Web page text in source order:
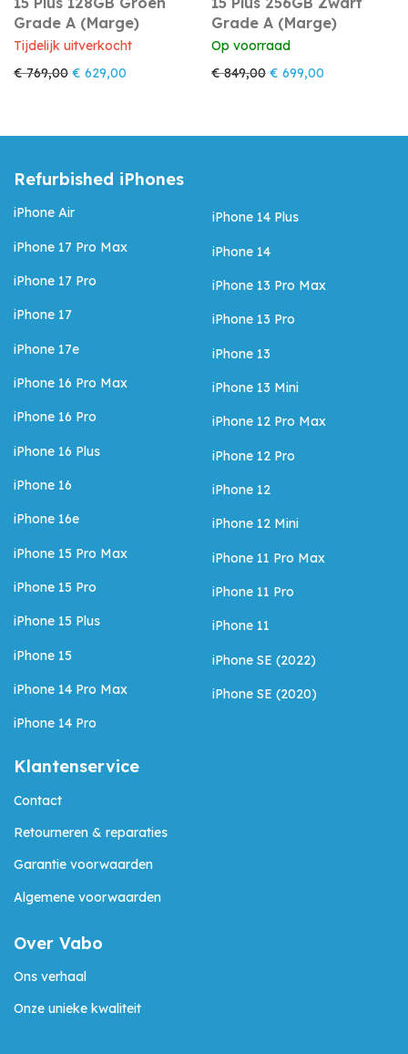
Grade A (Marge)
Tijdelijk uitverkocht
€769,00 Oorspronkelijke prijs was: € 769,00.
€ 629,00 Huidige prijs is: € 629,00.
Grade A (Marge)
Op voorraad
€849,00 Oorspronkelijke prijs
€ 699,00
Refurbished iPhones
iPhone Air
iPhone 17 Pro Max
iPhone 17 Pro
iPhone 17
iPhone 17e
iPhone 16 Pro Max
iPhone 16 Pro
iPhone 16 Plus
iPhone 16
iPhone 16e
iPhone 15 Pro Max
iPhone 15 Pro
iPhone 15 Plus
iPhone 15
iPhone 14 Pro Max
iPhone 14 Pro
iPhone 14 Plus
iPhone 14
iPhone 13 Pro Max
iPhone 13 Pro
iPhone 13
iPhone 13 Mini
iPhone 12 Pro Max
iPhone 12 Pro
iPhone 12
iPhone 12 Mini
iPhone 11 Pro Max
iPhone 11 Pro
iPhone 11
iPhone SE (2022)
iPhone SE (2020)
Klantenservice
Contact
Retourneren & reparaties
Garantie voorwaarden
Algemene voorwaarden
Over Vabo
Ons verhaal
Onze unieke kwaliteit